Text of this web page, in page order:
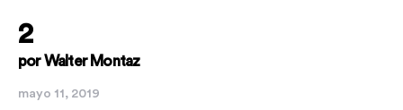
2
por Walter Montaz
mayo 11, 2019